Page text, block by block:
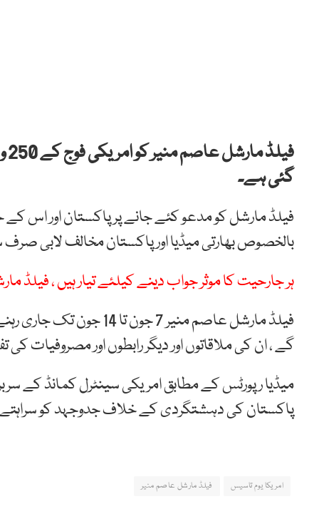
گئی ہے۔
فیلڈ مارشل کو مدعو کئے جانے پر پاکستان اور اس
بالخصوص بھارتی میڈیا اور پاکستان مخالف لابی
ہر جارحیت کا موثر جواب دینے کیلئے تیار ہیں ، فیلڈ
فیلڈ مارشل عاصم منیر 7
گے ، ان کی ملاقاتوں اور دیگر رابطوں اور مصروفیات
میڈیا رپورٹس کے مطابق امریکی سینٹرل کمانڈ کے
پاکستان کی دہشتگردی کے خلاف جدوجہد کو سراہتے
امریکا یوم تاسیس فیلڈ مارشل عاصم منیر